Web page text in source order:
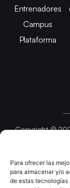
Para ofrecer las
para almacenar y/o
de estas tecnologías
Entrenadores
Campus
Plataforma
Copyright ©
Aviso Legal